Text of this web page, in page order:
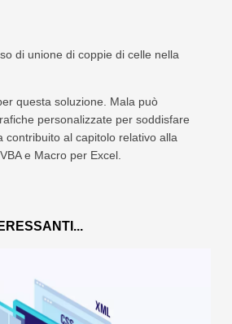
di unione di coppie di celle nella
questa soluzione. Mala può
personalizzate per soddisfare
contribuito al capitolo relativo alla
e Macro per Excel.